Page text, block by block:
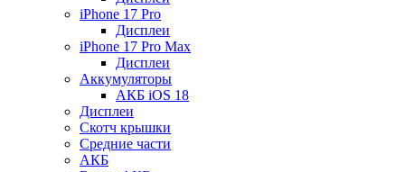
iPhone 17 Pro
Дисплеи
iPhone 17 Pro Max
Дисплеи
Аккумуляторы
АКБ iOS 18
Дисплеи
Скотч крышки
Средние части
АКБ